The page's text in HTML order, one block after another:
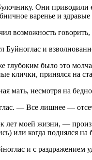
Они
варенье и
возможность
и
глубоким было это
клички, принялся на
мать, несмотря на
— Все лишнее —
лет моей жизни, —
или когда поднялся
и с раздражением